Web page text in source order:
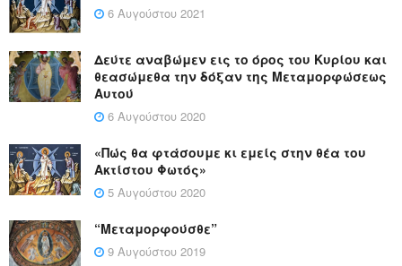
6 Αυγούστου 2021
Δεύτε αναβώμεν εις το όρος του Κυρίου και
θεασώμεθα την δόξαν της Μεταμορφώσεως
Αυτού
6 Αυγούστου 2020
«Πώς θα φτάσουμε κι εμείς στην θέα του
Ακτίστου Φωτός»
5 Αυγούστου 2020
“Μεταμορφούσθε”
9 Αυγούστου 2019